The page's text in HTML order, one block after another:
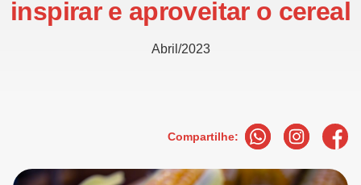
inspirar e aproveitar o cereal
Abril/2023
Compartilhe: